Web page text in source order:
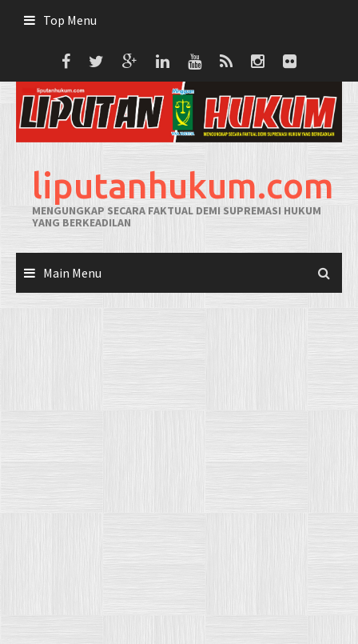
Top Menu
liputanhukum.com
MENGUNGKAP SECARA FAKTUAL DEMI SUPREMASI HUKUM
YANG BERKEADILAN
Main Menu